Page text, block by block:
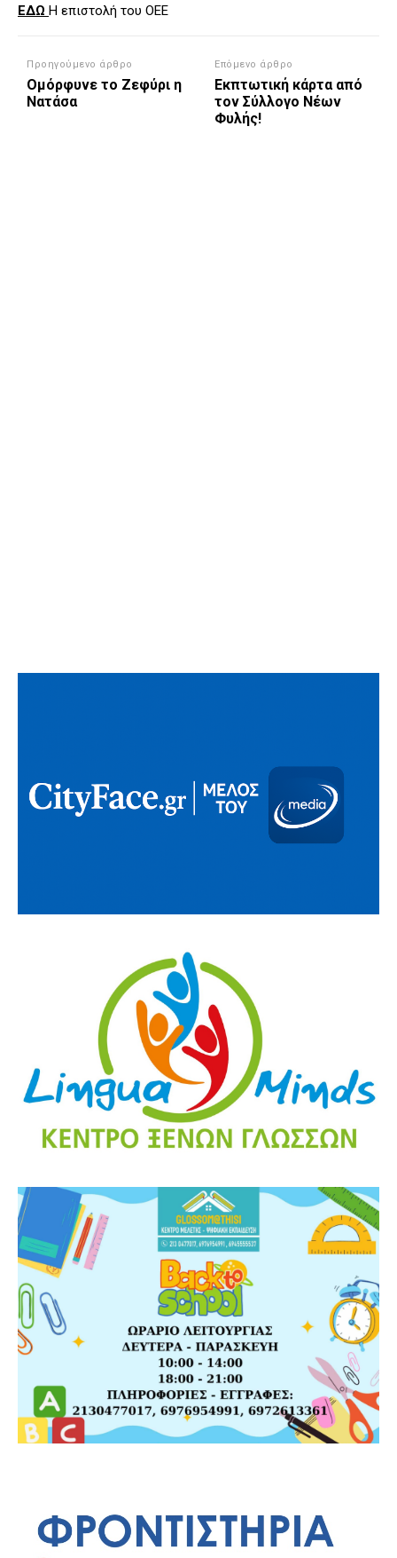
ΕΔΩ Η επιστολή του ΟΕΕ
Προηγούμενο άρθρο
Ομόρφυνε το Ζεφύρι η
Νατάσα
Επόμενο άρθρο
Εκπτωτική κάρτα από
τον Σύλλογο Νέων
Φυλής!